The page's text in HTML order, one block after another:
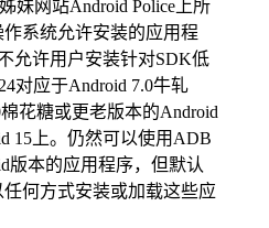
妹网站Android Police上所
系统允许安装的应用程
允许用户安装针对SDK低
对应于Android 7.0牛轧
花糖或更老版本的Android
15上。仍然可以使用ADB
版本的应用程序，但默认
何方式安装或加载这些应